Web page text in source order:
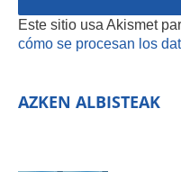
Este sitio usa Akismet
cómo se procesan los
AZKEN ALBISTEAK